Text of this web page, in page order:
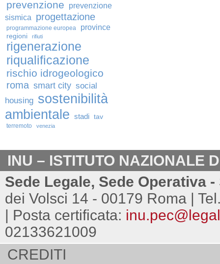
prevenzione
prevenzione
sismica
progettazione
programmazione europea province
regioni rifiuti
rigenerazione
riqualificazione
rischio idrogeologico
roma smart city social
housing sostenibilità
ambientale stadi tav
terremoto venezia
INU – ISTITUTO NAZIONALE
Sede Legale, Sede Operativa
dei Volsci 14 - 00179 Roma |
| Posta certificata:
02133621009
CREDITI